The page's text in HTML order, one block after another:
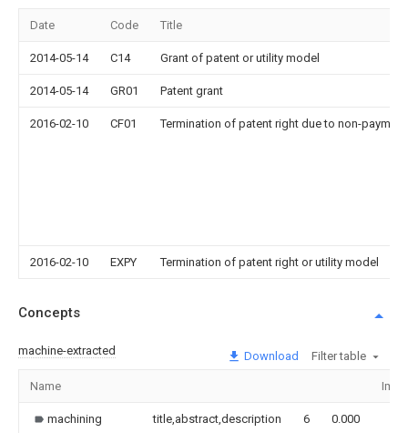
Date Code Title
2014-05-14 C14 Grant of patent or utility model
2014-05-14 GR01 Patent grant
2016-02-10 CF01 Termination of patent right due to non-
2016-02-10 EXPY Termination of patent right or utility model
Concepts
machine-extracted Download Filter table
Name
machining title,abstract,description 6 0.000